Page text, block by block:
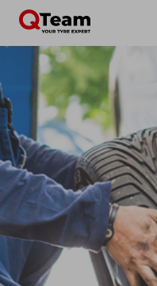
Kies en bestel uw
Waar vind ik mijn
Zomerbanden
4 seizoenen
Winterbanden
Breedte *
Hoogte *